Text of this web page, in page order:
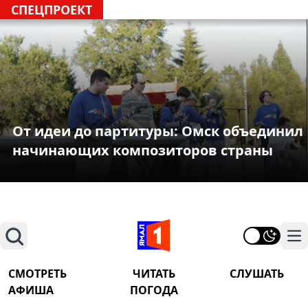
СПЕЦПРОЕКТ
От идеи до партитуры: Омск объединил
начинающих композиторов страны
Поиск
СМОТРЕТЬ ЧИТАТЬ
СЛУШАТЬ
АФИША
ПОГОДА